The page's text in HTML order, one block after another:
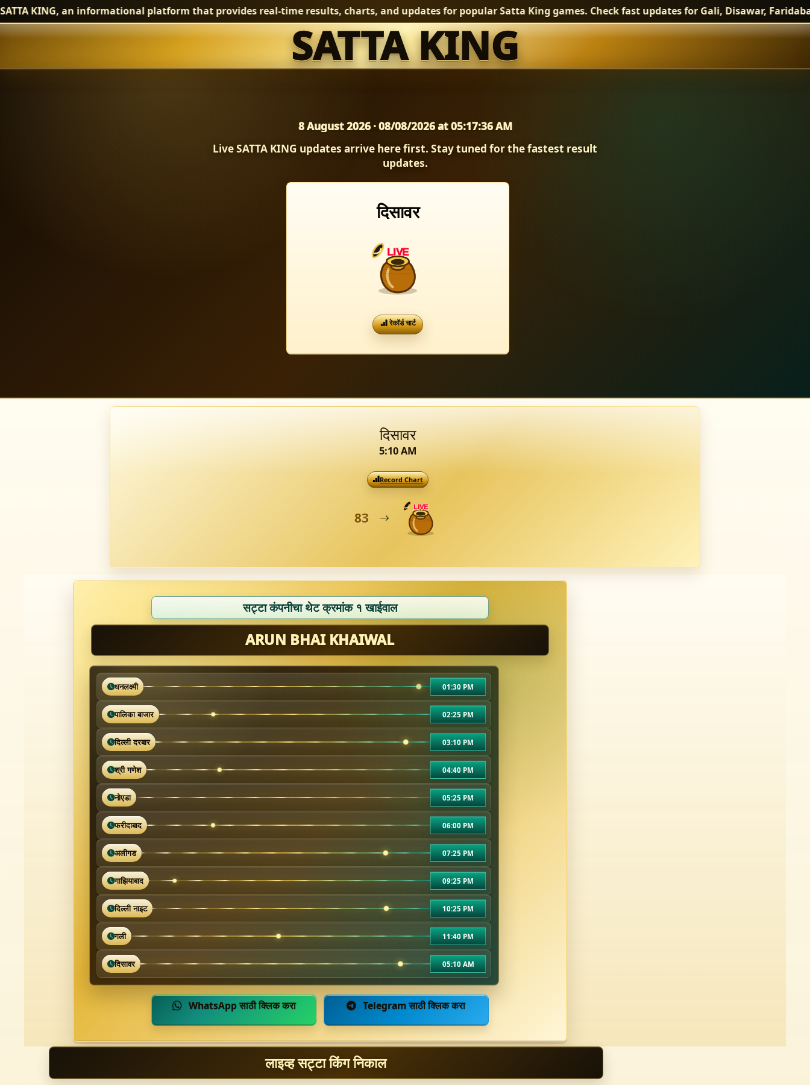
Satta King Live Result Today 8 August 2026,
KING, an informational platform that provides real-time results, charts, and updates for popular Satta King games. Check fast updates for Gali, Disawar,
SATTA KING
8 August 2026 · 08/08/2026 at 05:17:39 AM
Live SATTA KING updates arrive here first. Stay tuned for the fastest result
updates.
दिसावर
LIVE
रेकॉर्ड चार्ट
दिसावर
5:10 AM
Record Chart
83
LIVE
सट्टा कंपनीचा थेट क्रमांक १ खाईवाल
ARUN BHAI KHAIWAL
धनलक्ष्मी 01:30 PM
पालिका बाजार 02:25 PM
दिल्ली दरबार 03:10 PM
श्री गणेश 04:40 PM
नोएडा 05:25 PM
फरीदाबाद 06:00 PM
अलीगड 07:25 PM
गाझियाबाद 09:25 PM
दिल्ली नाइट 10:25 PM
गली 11:40 PM
दिसावर 05:10 AM
WhatsApp साठी क्लिक करा Telegram साठी क्लिक करा
लाइव्ह सट्टा किंग निकाल